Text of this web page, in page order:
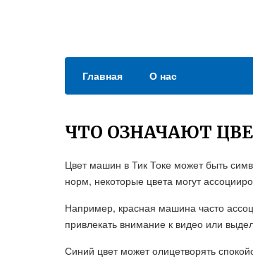
Главная О нас
ЧТО ОЗНАЧАЮТ
Цвет машин в Тик Токе может быть
норм, некоторые цвета могут
Например, красная машина часто
привлекать внимание к видео или
Синий цвет может олицетворять